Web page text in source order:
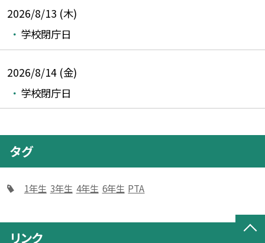
2026/8/13 (木)
学校閉庁日
2026/8/14 (金)
学校閉庁日
タグ
1年生 3年生 4年生 6年生 PTA
リンク